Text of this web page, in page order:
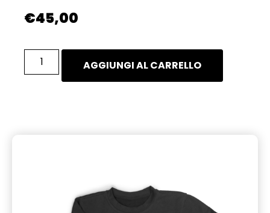
€45,00
AGGIUNGI AL CARRELLO